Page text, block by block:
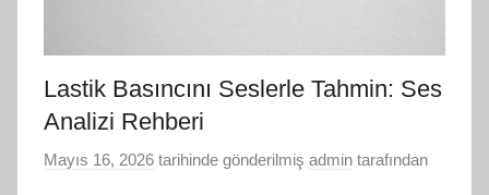
Lastik Basıncını Seslerle Tahmin: Ses
Analizi Rehberi
Mayıs 16, 2026 tarihinde gönderilmiş admin tarafından